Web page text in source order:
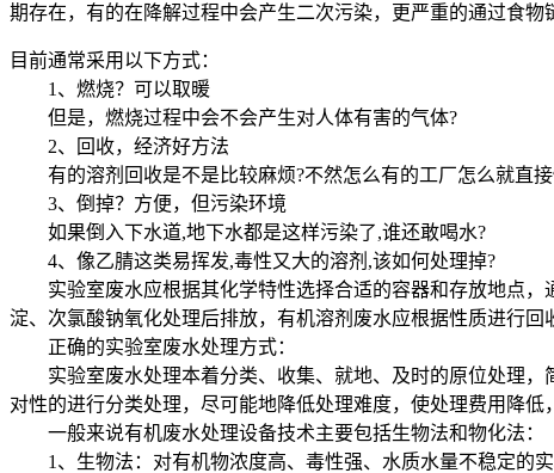
期存在，有的在降解过程中会产生二次污染，更严重的通过食
目前通常采用以下方式：
1、燃烧？可以取暖
但是，燃烧过程中会不会产生对人体有害的气体?
2、回收，经济好方法
有的溶剂回收是不是比较麻烦?不然怎么有的工厂怎么就直接
3、倒掉？方便，但污染环境
如果倒入下水道,地下水都是这样污染了,谁还敢喝水?
4、像乙腈这类易挥发,毒性又大的溶剂,该如何处理掉?
实验室废水应根据其化学特性选择合适的容器和存放地点，
淀、次氯酸钠氧化处理后排放，有机溶剂废水应根据性质进行回
正确的实验室废水处理方式：
实验室废水处理本着分类、收集、就地、及时的原位处理，
对性的进行分类处理，尽可能地降低处理难度，使处理费用降低
一般来说有机废水处理设备技术主要包括生物法和物化法：
1、生物法：对有机物浓度高、毒性强、水质水量不稳定的实